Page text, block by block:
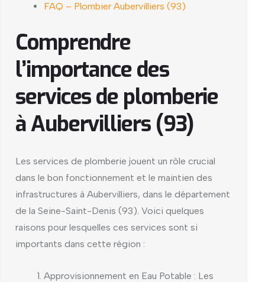
FAQ – Plombier Aubervilliers (93)
Comprendre
l’importance des
services de plomberie
à Aubervilliers (93)
Les services de plomberie jouent un rôle crucial
dans le bon fonctionnement et le maintien des
infrastructures à Aubervilliers, dans le département
de la Seine-Saint-Denis (93). Voici quelques
raisons pour lesquelles ces services sont si
importants dans cette région :
Approvisionnement en Eau Potable : Les